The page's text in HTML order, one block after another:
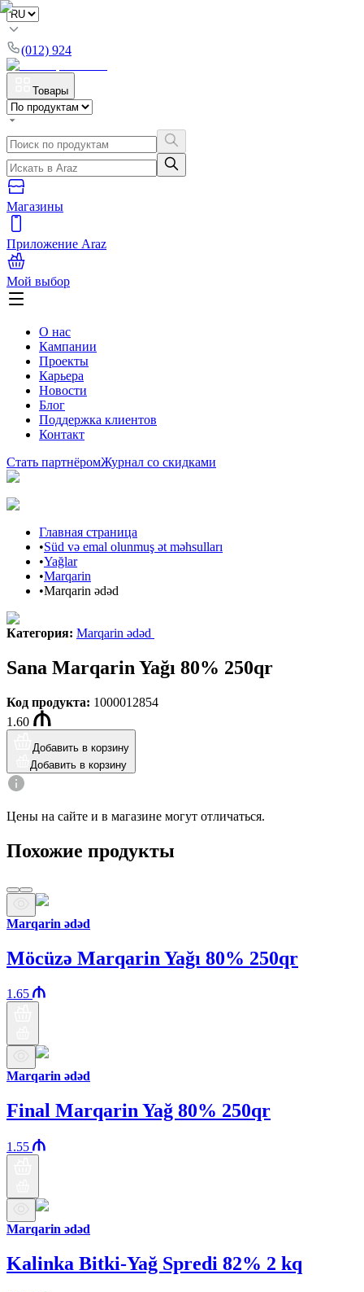
(012) 924
Товары
Магазины
Приложение Araz
Мой выбор
О нас
Кампании
Проекты
Карьера
Новости
Блог
Поддержка клиентов
Контакт
Стать партнёромЖурнал со скидками
Главная страница
•Süd və emal olunmuş ət məhsulları
•Yağlar
•Marqarin
•Marqarin ədəd
Категория: Marqarin ədəd
Sana Marqarin Yağı 80% 250qr
Код продукта: 1000012854
1.60
Добавить в корзину
Добавить в корзину
Цены на сайте и в магазине могут отличаться.
Похожие продукты
Marqarin ədəd
Möcüzə Marqarin Yağı 80% 250qr
1.65
Marqarin ədəd
Final Marqarin Yağ 80% 250qr
1.55
Marqarin ədəd
Kalinka Bitki-Yağ Spredi 82% 2 kq